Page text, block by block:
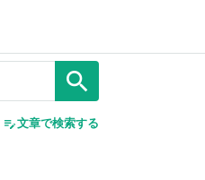
search
edit_note文章で検索する